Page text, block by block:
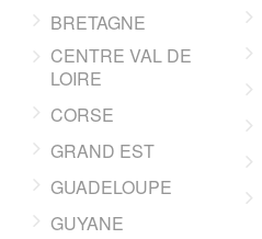
BRETAGNE
CENTRE VAL DE
LOIRE
CORSE
GRAND EST
GUADELOUPE
GUYANE